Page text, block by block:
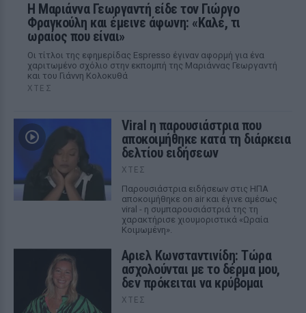
Η Μαριάννα Γεωργαντή είδε τον Γιώργο
Φραγκούλη και έμεινε άφωνη: «Καλέ, τι
ωραίος που είναι»
Οι τίτλοι της εφημερίδας Espresso έγιναν αφορμή για ένα
χαριτωμένο σχόλιο στην εκπομπή της Μαριάννας Γεωργαντή
και του Γιάννη Κολοκυθά
ΧΤΕΣ
Viral η παρουσιάστρια που
αποκοιμήθηκε κατά τη διάρκεια
δελτίου ειδήσεων
ΧΤΕΣ
Παρουσιάστρια ειδήσεων στις ΗΠΑ
αποκοιμήθηκε on air και έγινε αμέσως
viral - η συμπαρουσιάστριά της τη
χαρακτήρισε χιουμοριστικά «Ωραία
Κοιμωμένη».
Αριελ Κωνσταντινίδη: Τώρα
ασχολούνται με το δέρμα μου,
δεν πρόκειται να κρύβομαι
ΧΤΕΣ